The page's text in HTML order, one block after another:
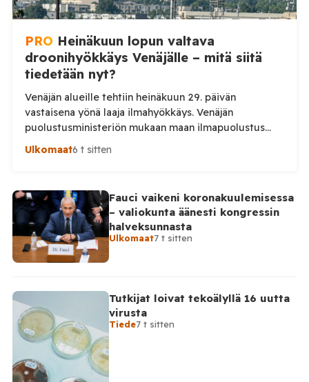
PRO Heinäkuun lopun valtava
droonihyökkäys Venäjälle – mitä siitä
tiedetään nyt?
Venäjän alueille tehtiin heinäkuun 29. päivän
vastaisena yönä laaja ilmahyökkäys. Venäjän
puolustusministeriön mukaan maan ilmapuolustus
torjui yön aikana 295 ukrainalaista lennokkia. Iskuissa
ilmapuolustus torjui yön aikana yhteensä 295
ukrainalaista lennokkia. Lennokkeja kerrotaan torjutun
useiden Venäjän alueiden sekä Mustanmeren ja
Asovanmeren yllä. Vakavimmat […]
Ulkomaat6 t sitten
Fauci vaikeni koronakuulemisessa
– valiokunta äänesti kongressin
halveksunnasta
Ulkomaat7 t sitten
Tutkijat loivat tekoälyllä 16 uutta
virusta
Tiede7 t sitten